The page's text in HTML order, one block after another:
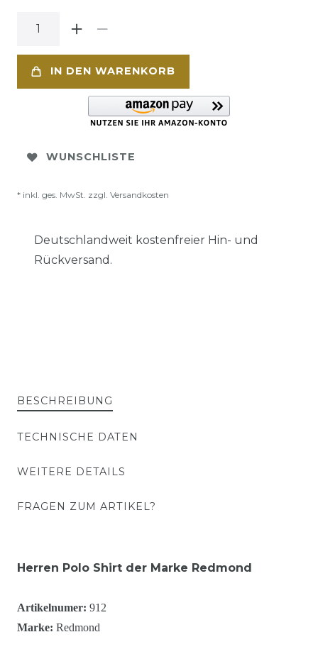
IN DEN WARENKORB
WUNSCHLISTE
* inkl. ges. MwSt. zzgl. Versandkosten
Deutschlandweit kostenfreier Hin- und
Rückversand.
BESCHREIBUNG
TECHNISCHE DATEN
WEITERE DETAILS
FRAGEN ZUM ARTIKEL?
Herren Polo Shirt der Marke Redmond
Artikelnumer: 912
Marke: Redmond